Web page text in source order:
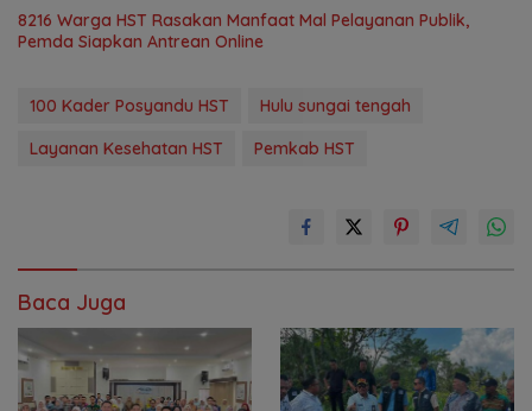
8216 Warga HST Rasakan Manfaat Mal Pelayanan Publik,
Pemda Siapkan Antrean Online
100 Kader Posyandu HST
Hulu sungai tengah
Layanan Kesehatan HST
Pemkab HST
Baca Juga